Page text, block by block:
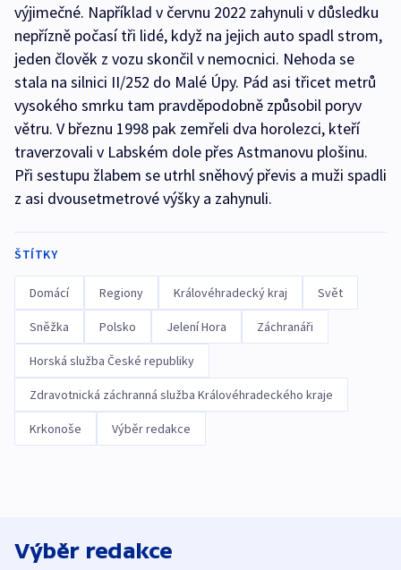
výjimečné. Například v červnu 2022 zahynuli v důsledku
nepřízně počasí tři lidé, když na jejich auto spadl strom,
jeden člověk z vozu skončil v nemocnici. Nehoda se
stala na silnici II/252 do Malé Úpy. Pád asi třicet metrů
vysokého smrku tam pravděpodobně způsobil poryv
větru. V březnu 1998 pak zemřeli dva horolezci, kteří
traverzovali v Labském dole přes Astmanovu plošinu.
Při sestupu žlabem se utrhl sněhový převis a muži spadli
z asi dvousetmetrové výšky a zahynuli.
ŠTÍTKY
Domácí Regiony Královéhradecký kraj Svět
Sněžka Polsko Jelení Hora Záchranáři
Horská služba České republiky
Zdravotnická záchranná služba Královéhradeckého kraje
Krkonoše Výběr redakce
Výběr redakce